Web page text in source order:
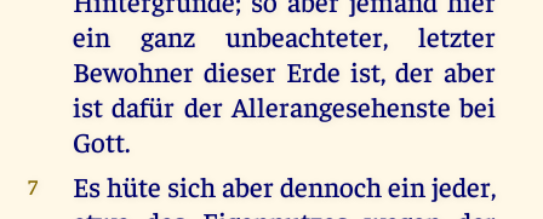
ein ganz unbeachteter, letzter
Bewohner dieser Erde ist, der aber
ist dafür der Allerangesehenste bei
Gott.
7
Es hüte sich aber dennoch ein jeder,